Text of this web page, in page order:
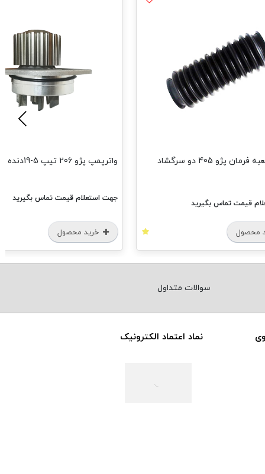
گردگیر جعبه فرمان پژو 405 دو سرگشاد
قیمت تماس بگیرید
محصول
واترپمپ پژو 206 تیپ 5-19دنده فرانکو
جهت استعلام قیمت تماس بگیرید
خرید محصول
سوالات متداول
نماد اعتماد الکترونیک